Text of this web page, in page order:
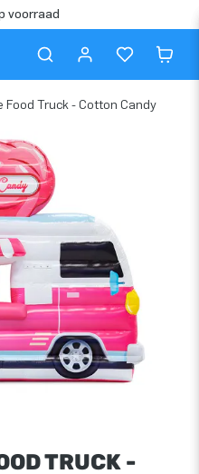
voorraad
Food Truck - Cotton Candy
TRUCK -